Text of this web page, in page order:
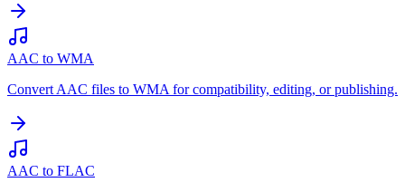
AAC to WMA
Convert AAC files to WMA for compatibility, editing, or publishing.
AAC to FLAC